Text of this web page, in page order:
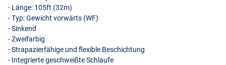
- Länge: 105ft (32m)
- Typ: Gewicht vorwärts (WF)
- Sinkend
- Zweifarbig
- Strapazierfähige und flexible Beschichtung
- Integrierte geschweißte Schlaufe